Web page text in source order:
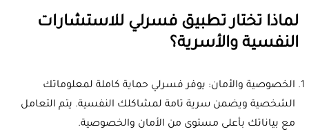
لماذا تختار تطبيق فسرلي للاستشارات
النفسية والأسرية؟
الخصوصية والأمان: يوفر فسرلي حماية كاملة لمعلوماتك
الشخصية ويضمن سرية تامة لمشاكلك النفسية. يتم التعامل
مع بياناتك بأعلى مستوى من الأمان والخصوصية.